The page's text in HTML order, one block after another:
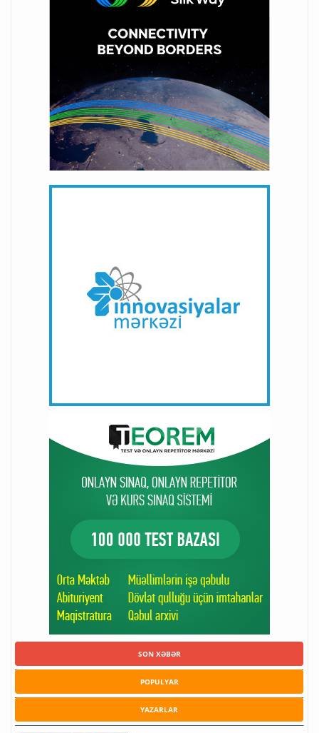
SON XƏBƏR
POPULYAR
YAZARLAR